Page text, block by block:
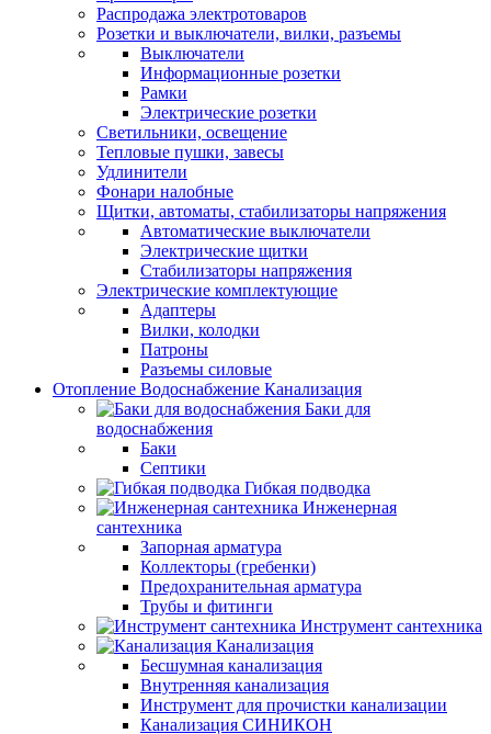
Распродажа электротоваров
Розетки и выключатели, вилки, разъемы
Выключатели
Информационные розетки
Рамки
Электрические розетки
Светильники, освещение
Тепловые пушки, завесы
Удлинители
Фонари налобные
Щитки, автоматы, стабилизаторы напряжения
Автоматические выключатели
Электрические щитки
Стабилизаторы напряжения
Электрические комплектующие
Адаптеры
Вилки, колодки
Патроны
Разъемы силовые
Отопление Водоснабжение Канализация
Баки для
водоснабжения
Баки
Септики
Гибкая подводка
Инженерная
сантехника
Запорная арматура
Коллекторы (гребенки)
Предохранительная арматура
Трубы и фитинги
Инструмент сантехника
Канализация
Бесшумная канализация
Внутренняя канализация
Инструмент для прочистки канализации
Канализация СИНИКОН